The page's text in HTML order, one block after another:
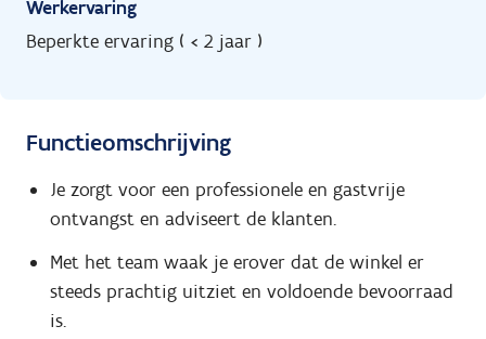
Werkervaring
Beperkte ervaring ( < 2 jaar )
Functieomschrijving
Je zorgt voor een professionele en gastvrije
ontvangst en adviseert de klanten.
Met het team waak je erover dat de winkel er
steeds prachtig uitziet en voldoende bevoorraad
is.